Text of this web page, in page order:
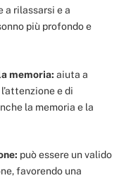
a rilassarsi e a
più profondo e
memoria: aiuta a
e di
la memoria e la
può essere un valido
favorendo una